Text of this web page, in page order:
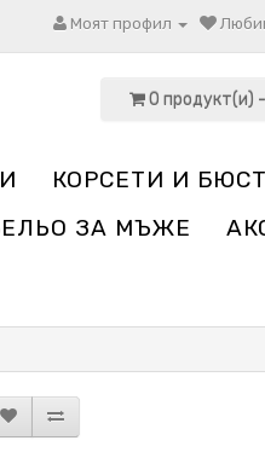
Моят профил
0 продукт(и)
КОРСЕТИ И
ЗА МЪЖЕ